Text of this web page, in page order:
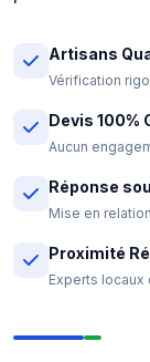
Artisans
Vérification
Devis 100%
Aucun
Réponse
Mise en
Proximité
Experts locaux